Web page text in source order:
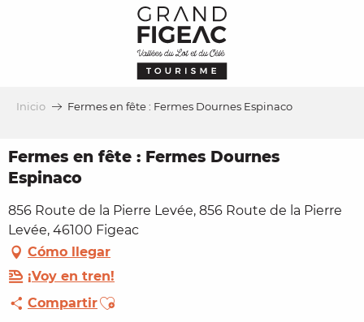
Inicio Fermes en fête : Fermes Dournes Espinaco
Fermes en fête : Fermes Dournes
Espinaco
856 Route de la Pierre Levée, 856 Route de la Pierre
Levée, 46100 Figeac
Cómo llegar
¡Voy en tren!
CompartirAjouter aux favoris